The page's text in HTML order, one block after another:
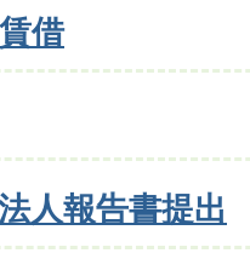
借
人報告書提出